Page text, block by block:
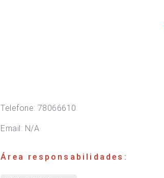
Telefone:78066610
Email: N/A
Área responsabilidades: